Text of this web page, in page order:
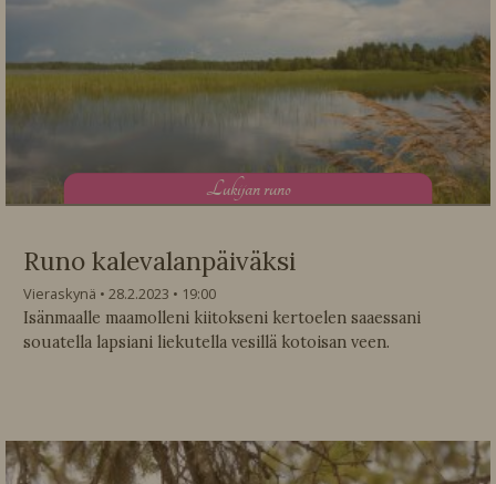
Lukijan runo
Runo kalevalanpäiväksi
Vieraskynä 28.2.2023
19:00
Isänmaalle maamolleni kiitokseni kertoelen saaessani
souatella lapsiani liekutella vesillä kotoisan veen.